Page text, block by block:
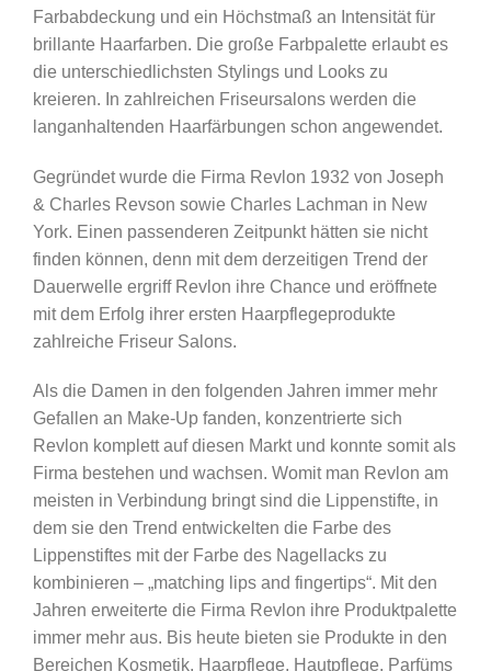
Farbabdeckung und ein Höchstmaß an Intensität für
brillante Haarfarben. Die große Farbpalette erlaubt es
die unterschiedlichsten Stylings und Looks zu
kreieren. In zahlreichen Friseursalons werden die
langanhaltenden Haarfärbungen schon angewendet.
Gegründet wurde die Firma Revlon 1932 von Joseph
& Charles Revson sowie Charles Lachman in New
York. Einen passenderen Zeitpunkt hätten sie nicht
finden können, denn mit dem derzeitigen Trend der
Dauerwelle ergriff Revlon ihre Chance und eröffnete
mit dem Erfolg ihrer ersten Haarpflegeprodukte
zahlreiche Friseur Salons.
Als die Damen in den folgenden Jahren immer mehr
Gefallen an Make-Up fanden, konzentrierte sich
Revlon komplett auf diesen Markt und konnte somit als
Firma bestehen und wachsen. Womit man Revlon am
meisten in Verbindung bringt sind die Lippenstifte, in
dem sie den Trend entwickelten die Farbe des
Lippenstiftes mit der Farbe des Nagellacks zu
kombinieren – „matching lips and fingertips“. Mit den
Jahren erweiterte die Firma Revlon ihre Produktpalette
immer mehr aus. Bis heute bieten sie Produkte in den
Bereichen Kosmetik, Haarpflege, Hautpflege, Parfüms